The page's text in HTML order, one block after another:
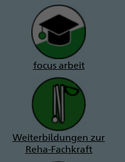
focus arbeit
Weiterbildungen zur
Reha-Fachkraft